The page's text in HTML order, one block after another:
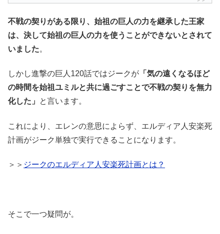
不戦の契りがある限り、始祖の巨人の力を継承した王家
は、決して始祖の巨人の力を使うことができないとされて
いました。
しかし進撃の巨人120話ではジークが 「気の遠くなるほど
の時間を始祖ユミルと共に過ごすことで不戦の契りを無力
化した」
と言います。
これにより、エレンの意思によらず、エルディア人安楽死
計画がジーク単独で実行できることになります。
＞＞ ジークのエルディア人安楽死計画とは？
そこで一つ疑問が。